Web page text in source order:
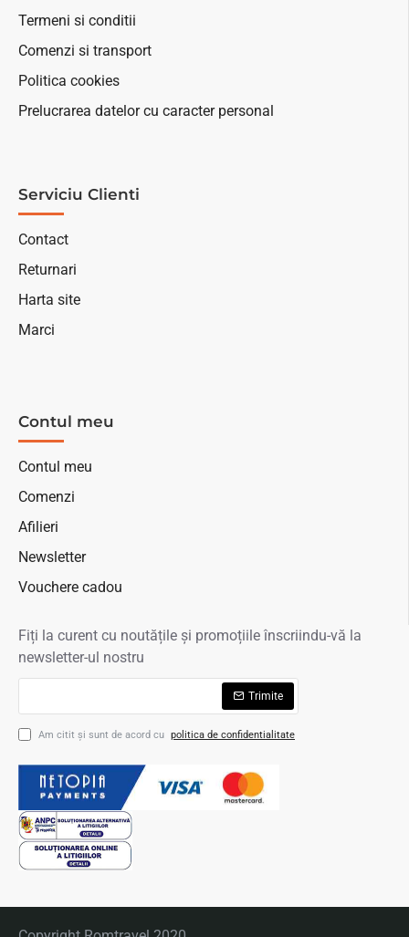
Termeni si conditii
Comenzi si transport
Politica cookies
Prelucrarea datelor cu caracter personal
Serviciu Clienti
Contact
Returnari
Harta site
Marci
Contul meu
Contul meu
Comenzi
Afilieri
Newsletter
Vouchere cadou
Fiți la curent cu noutățile și promoțiile înscriindu-vă la
newsletter-ul nostru
Trimite
Am citit şi sunt de acord cu politica de confidentialitate